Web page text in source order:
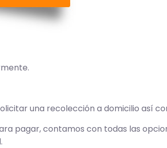
una recolección a domicilio así
pagar, contamos con todas las